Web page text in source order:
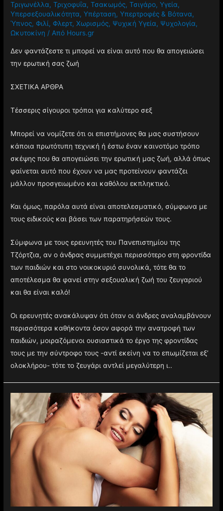
Τριγωνέλλα,Τριχοφυΐα,Τσακωμός,Τσιγάρο,Υγεία,
Υπερσεξουαλικότητα,Υπέρταση,Υπερτροφές & Βότανα,
Ύπνος,Φιλί,Φλερτ,Χωρισμός, Ψυχική Υγεία, Ψυχολογία,
Ωκυτοκίνη / Από Hours.gr
Δεν φαντάζεστε τι μπορεί να είναι αυτό που θα απογειώσει
την ερωτική σας ζωή
ΣΧΕΤΙΚΑ ΑΡΘΡΑ
Τέσσερις σίγουροι τρόποι για καλύτερο σεξ
Μπορεί να νομίζετε ότι οι επιστήμονες θα μας συστήσουν
κάποια πρωτότυπη τεχνική ή έστω έναν καινοτόμο τρόπο
σκέψης που θα απογειώσει την ερωτική μας ζωή, αλλά όπως
φαίνεται αυτό που έχουν να μας προτείνουν φαντάζει
μάλλον προσγειωμένο και καθόλου εκπληκτικό.
Και όμως, παρόλα αυτά είναι αποτελεσματικό, σύμφωνα με
τους ειδικούς και βάσει των παρατηρήσεών τους.
Σύμφωνα με τους ερευνητές του Πανεπιστημίου της
Τζόρτζια, αν ο άνδρας συμμετέχει περισσότερο στη φροντίδα
των παιδιών και στο νοικοκυριό συνολικά, τότε θα το
αποτέλεσμα θα φανεί στην σεξουαλική ζωή του ζευγαριού
και θα είναι καλό!
Οι ερευνητές ανακάλυψαν ότι όταν οι άνδρες αναλαμβάνουν
περισσότερα καθήκοντα όσον αφορά την ανατροφή των
παιδιών, μοιραζόμενοι ουσιαστικά το έργο της φροντίδας
τους με την σύντροφο τους -αντί εκείνη να το επωμίζεται εξ’
ολοκλήρου- τότε το ζευγάρι αντλεί μεγαλύτερη ι..